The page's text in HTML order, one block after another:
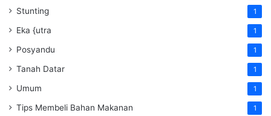
Stunting 1
Eka {utra 1
Posyandu 1
Tanah Datar 1
Umum 1
Tips Membeli Bahan Makanan 1